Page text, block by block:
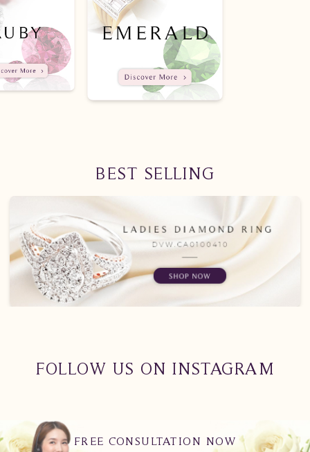
BEST SELLING
FOLLOW US ON INSTAGRAM
FREE CONSULTATION NOW